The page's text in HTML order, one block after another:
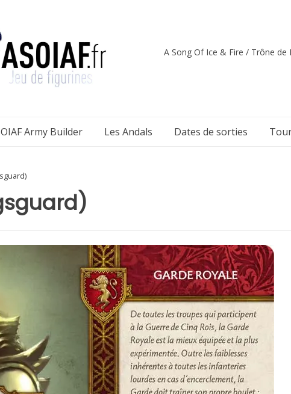
A Song Of Ice & Fire / Trône de
Army Builder Les Andals Dates de sorties